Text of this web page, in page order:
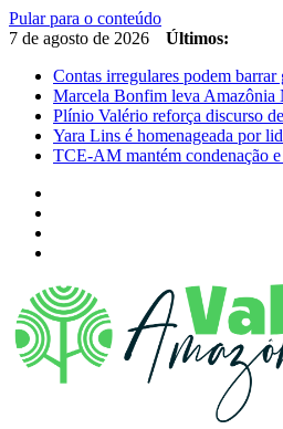
Pular para o conteúdo
7 de agosto de 2026
Últimos:
Contas irregulares podem barrar
Marcela Bonfim leva Amazônia
Plínio Valério reforça discurso
Yara Lins é homenageada por
TCE-AM mantém condenação